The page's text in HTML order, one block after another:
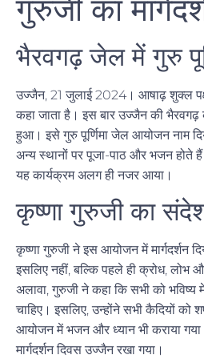
गुरुजी का
भैरवगढ़ जेल में गुरु
उज्जैन, 21 जुलाई 2024। आषाढ़ शुक्ल
कहा जाता है। इस बार उज्जैन की भैरवगढ़
हुआ। इसेगुरु पूर्णिमा जेल आयोजननाम
अन्य स्थानों पर पूजा-पाठ और भजन होते
यह कार्यक्रम अलग ही नजर आया।
कृष्णा गुरुजी का
कृष्णा गुरुजीने इस आयोजन में मार्गदर्शन
इसलिए नहीं, बल्कि पहले ही क्रोध, लोभ
अलावा, गुरुजी ने कहा कि सभी को भविष्य
चाहिए। इसलिए, उन्होंने सभी कैदियों
आयोजन मेंभजनऔर ध्यानभी कराया
मार्गदर्शन दिवस उज्जैनरखा गया।